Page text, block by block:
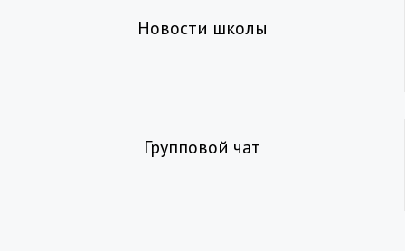
Новости школы
Групповой чат